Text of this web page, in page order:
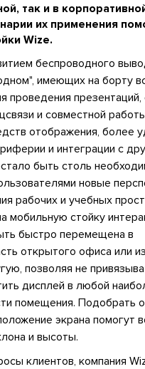
так и в
их применения
Wize.
беспроводного
имеющих на борту
проведения презентаций,
и совместной
отображения, более
и интеграции с
быть столь
новые
рабочих и учебных
мобильную стойку
быстро перемещена в
открытого офиса или
позволяя не
дисплей в любой
помещения. Подобрать
экрана помогут
и высоты.
клиентов, компания